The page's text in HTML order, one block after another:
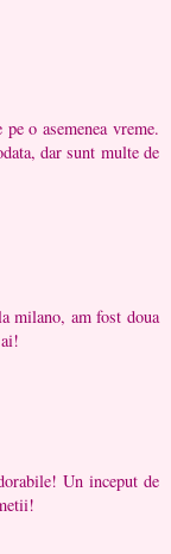
o asemenea vreme.
dar sunt multe de
milano, am fost doua
Un inceput de